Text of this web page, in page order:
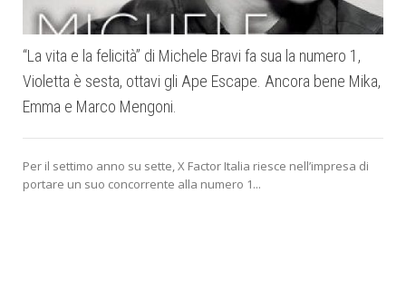
“La vita e la felicità” di Michele Bravi fa sua la numero 1,
Violetta è sesta, ottavi gli Ape Escape. Ancora bene Mika,
Emma e Marco Mengoni.
Per il settimo anno su sette, X Factor Italia riesce nell’impresa di
portare un suo concorrente alla numero 1...